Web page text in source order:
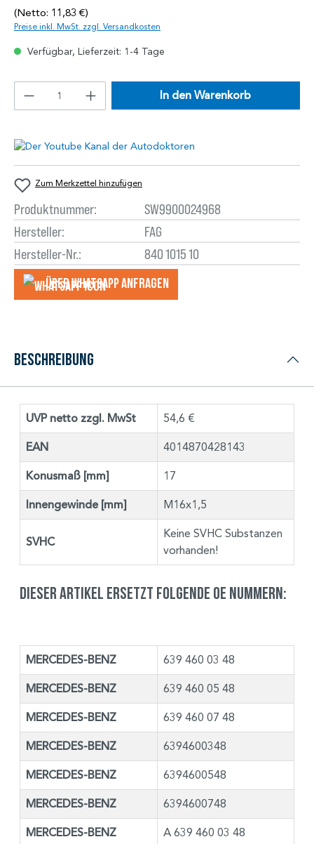
(Netto: 11,83 €)
Preise inkl. MwSt. zzgl. Versandkosten
Verfügbar, Lieferzeit: 1-4 Tage
In den Warenkorb
Zum Merkzettel hinzufügen
Produktnummer:
SW9900024968
Hersteller:
FAG
Hersteller-Nr.:
840 1015 10
Über WhatsApp anfragеn
Beschreibung
UVP netto zzgl. MwSt 54,6 €
EAN 4014870428143
Konusmaß [mm] 17
Innengewinde [mm] M16x1,5
SVHC
Keine SVHC Substanzen
vorhanden!
Dieser Artikel ersetzt folgende OE Nummern:
MERCEDES-BENZ 639 460 03 48
MERCEDES-BENZ 639 460 05 48
MERCEDES-BENZ 639 460 07 48
MERCEDES-BENZ 6394600348
MERCEDES-BENZ 6394600548
MERCEDES-BENZ 6394600748
MERCEDES-BENZ A 639 460 03 48